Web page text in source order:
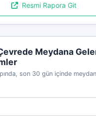
Resmi Rapora Git
Meydana
son 30 gün içinde